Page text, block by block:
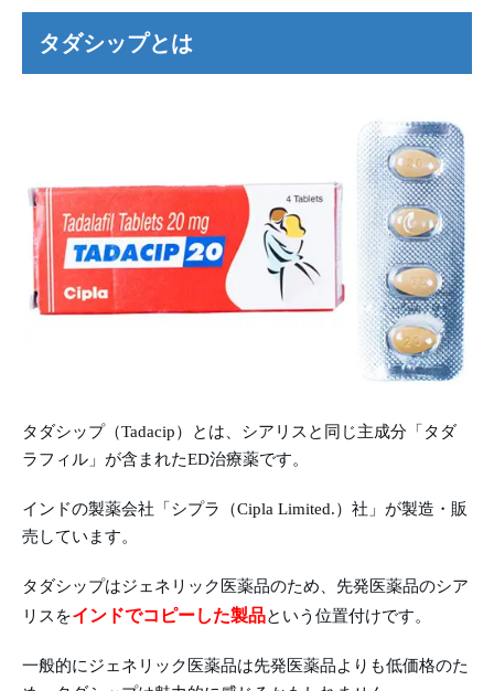
タダシップとは
タダシップ（Tadacip）とは、シアリスと同じ主成分「タダ
ラフィル」が含まれたED治療薬です。
インドの製薬会社「シプラ（Cipla Limited.）社」が製造・販
売しています。
タダシップはジェネリック医薬品のため、先発医薬品のシア
リスをインドでコピーした製品という位置付けです。
一般的にジェネリック医薬品は先発医薬品よりも低価格のた